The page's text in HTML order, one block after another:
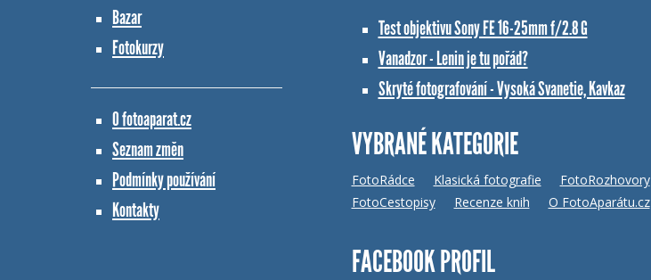
Bazar
Fotokurzy
O fotoaparat.cz
Seznam změn
Podmínky používání
Kontakty
Test objektivu Sony FE 16-25mm f/2.8 G
Vanadzor - Lenin je tu pořád?
Skryté fotografování - Vysoká Svanetie, Kavkaz
VYBRANÉ KATEGORIE
FotoRádce Klasická fotografie
FotoRozhovory
FotoCestopisy
Recenze knih O FotoAparátu.cz
FACEBOOK PROFIL